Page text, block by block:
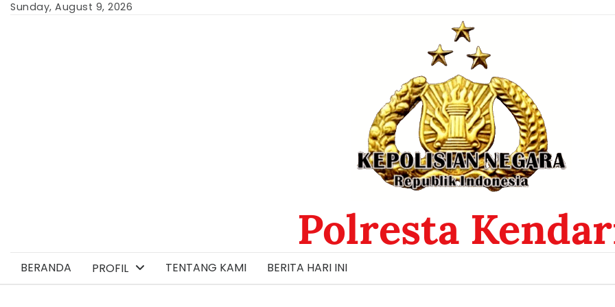
SkipSunday, August 9, 2026
Polresta
BERANDA PROFIL TENTANG KAMI BERITA HARI INI